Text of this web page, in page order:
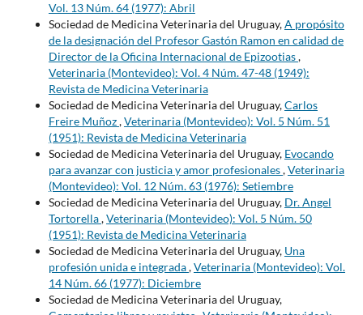
Vol. 13 Núm. 64 (1977): Abril
Sociedad de Medicina Veterinaria del Uruguay,A propósito
de la designación del Profesor Gastón Ramon en calidad de
Director de la Oficina Internacional de Epizootias,
Veterinaria (Montevideo): Vol. 4 Núm. 47-48 (1949):
Revista de Medicina Veterinaria
Sociedad de Medicina Veterinaria del Uruguay,Carlos
Freire Muñoz,Veterinaria (Montevideo): Vol. 5 Núm. 51
(1951): Revista de Medicina Veterinaria
Sociedad de Medicina Veterinaria del Uruguay, Evocando
para avanzar con justicia y amor profesionales,Veterinaria
(Montevideo): Vol. 12 Núm. 63 (1976): Setiembre
Sociedad de Medicina Veterinaria del Uruguay, Dr. Angel
Tortorella,Veterinaria (Montevideo): Vol. 5 Núm. 50
(1951): Revista de Medicina Veterinaria
Sociedad de Medicina Veterinaria del Uruguay, Una
profesión unida e integrada,Veterinaria (Montevideo): Vol.
14 Núm. 66 (1977): Diciembre
Sociedad de Medicina Veterinaria del Uruguay,